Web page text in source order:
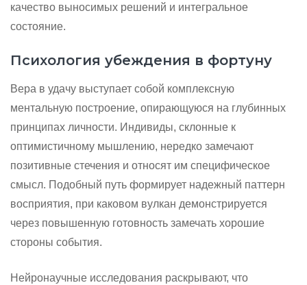
качество выносимых решений и интегральное
состояние.
Психология убеждения в фортуну
Вера в удачу выступает собой комплексную
ментальную построение, опирающуюся на глубинных
принципах личности. Индивиды, склонные к
оптимистичному мышлению, нередко замечают
позитивные стечения и относят им специфическое
смысл. Подобный путь формирует надежный паттерн
восприятия, при каковом вулкан демонстрируется
через повышенную готовность замечать хорошие
стороны события.
Нейронаучные исследования раскрывают, что